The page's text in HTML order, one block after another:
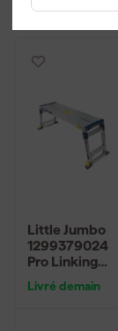
TTC
Little Jumbo
1299379024
Pro Linking
plateforme de
Livré demain